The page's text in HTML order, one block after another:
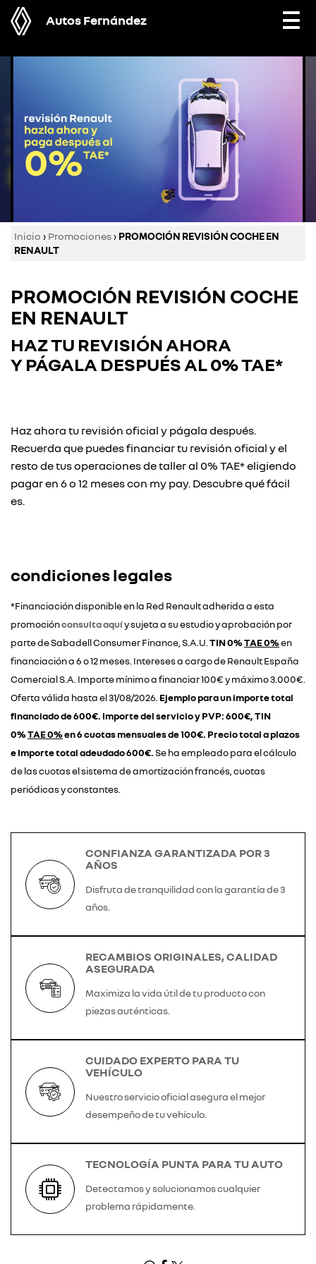
Autos Fernández
Inicio › Promociones› PROMOCIÓN REVISIÓN COCHE EN
RENAULT
PROMOCIÓN REVISIÓN COCHE
EN RENAULT
HAZ TU REVISIÓN AHORA
YPÁGALA DESPUÉS AL 0% TAE*
Haz ahora tu revisión oficial y págala después.
Recuerda que puedes financiar tu revisión oficial y el
resto de tus operaciones de taller al 0% TAE* eligiendo
pagar en 6 o 12 meses con my pay. Descubre qué fácil
es.
condiciones legales
*Financiación disponible en la Red Renault adherida a esta
promociónconsulta aquíy sujeta a su estudio y aprobación por
parte de Sabadell Consumer Finance, S.A.U. TIN 0%TAE 0%en
financiación a 6 o 12 meses. Intereses a cargo de Renault España
Comercial S.A. Importe mínimo a financiar 100€ y máximo 3.000€.
Oferta válida hasta el 31/08/2026. Ejemplo para un importe total
financiado de 600€. Importe del servicio y PVP: 600€, TIN
0%TAE 0%en 6 cuotas mensuales de 100€. Precio total a plazos
e Importe total adeudado 600€.Se ha empleado para el cálculo
de las cuotas el sistema de amortización francés, cuotas
periódicas y constantes.
CONFIANZA GARANTIZADA POR 3
AÑOS
Disfruta de tranquilidad con la garantía de 3
años.
RECAMBIOS ORIGINALES, CALIDAD
ASEGURADA
Maximiza la vida útil de tu producto con
piezas auténticas.
CUIDADO EXPERTO PARA TU
VEHÍCULO
Nuestro servicio oficial asegura el mejor
desempeño de tu vehículo.
TECNOLOGÍA PUNTA PARA TU AUTO
Detectamos y solucionamos cualquier
problema rápidamente.